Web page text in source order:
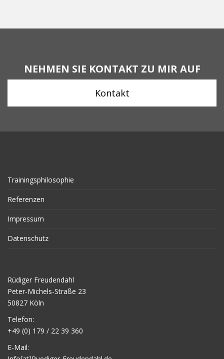
NEHMEN SIE KONTAKT ZU MIR AUF
Kontakt
Trainingsphilosophie
Referenzen
Impressum
Datenschutz
Rüdiger Freudendahl
Peter-Michels-Straße 23
50827 Köln
Telefon:
+49 (0) 179 / 22 39 360
E-Mail: